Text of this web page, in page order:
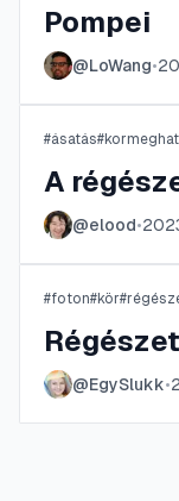
Pompei
@LoWang•
#ásatás#
A
@elood•
#foton#kör#
@EgySlukk•